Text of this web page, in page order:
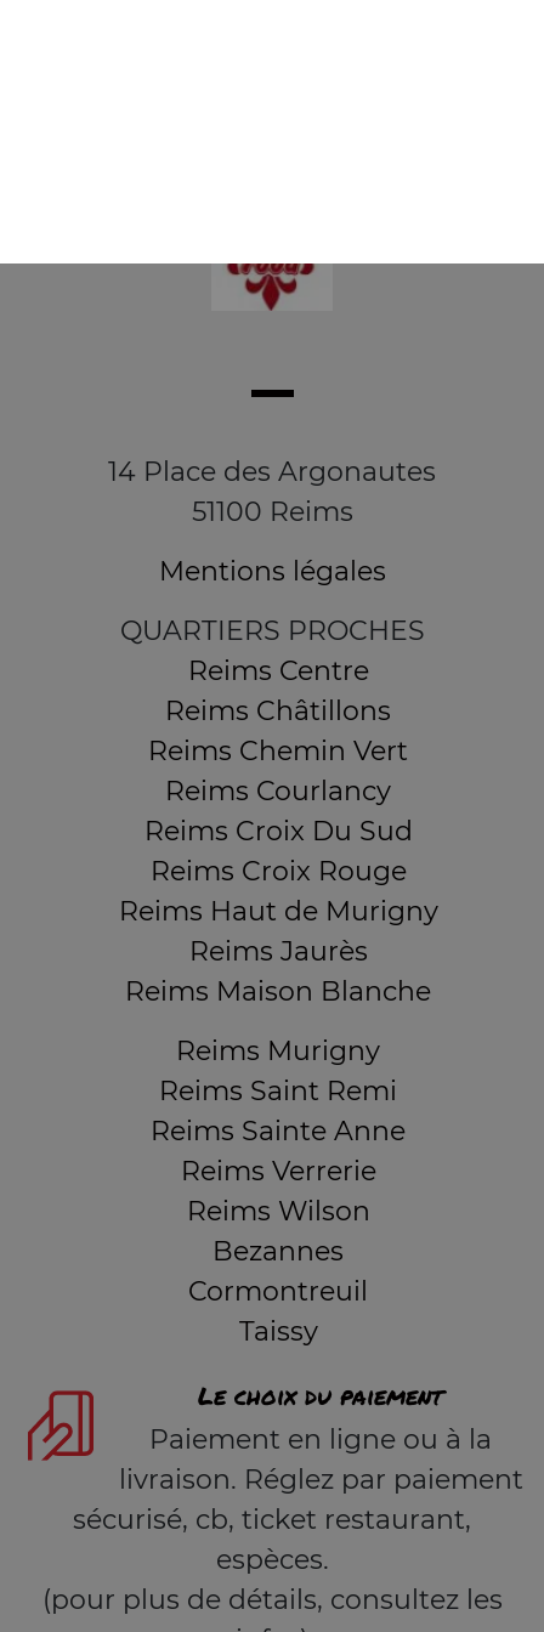
14 Place des Argonautes
51100 Reims
Mentions légales
QUARTIERS PROCHES
Reims Centre
Reims Châtillons
Reims Chemin Vert
Reims Courlancy
Reims Croix Du Sud
Reims Croix Rouge
Reims Haut de Murigny
Reims Jaurès
Reims Maison Blanche
Reims Murigny
Reims Saint Remi
Reims Sainte Anne
Reims Verrerie
Reims Wilson
Bezannes
Cormontreuil
Taissy
Le choix du paiement
Paiement en ligne ou à la
livraison. Réglez par paiement
sécurisé, cb, ticket restaurant,
espèces.
(pour plus de détails, consultez les